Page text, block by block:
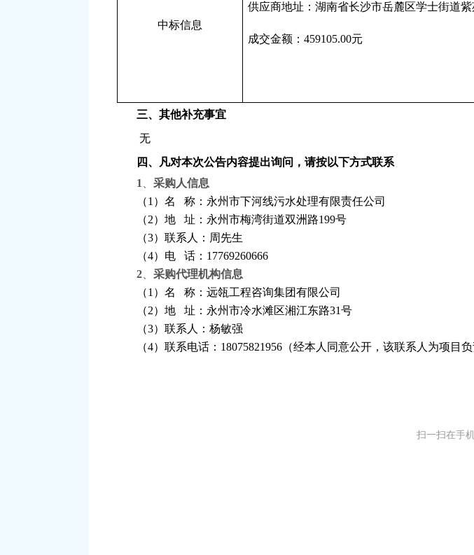
中标信息
供应商地址：湖南省长沙市岳麓区学士街道
成交金额：459105.00元
三、其他补充事宜
无
四、凡对本次公告内容提出询问，请按以下方式联系
1
采购人信息
（1）名 称：永州市下河线污水处理有限责任公司
（2）地 址：永州市梅湾街道双洲路199号
（3）联系人：周先生
（4）电 话：17769260666
2、 采购代理机构信息
（1）名 称：远瓴工程咨询集团有限公司
（2）地 址：永州市冷水滩区湘江东路31号
（3）联系人：杨敏强
（4）联系电话：18075821956（经本人同意公开，该联系人为项目
扫一扫在手